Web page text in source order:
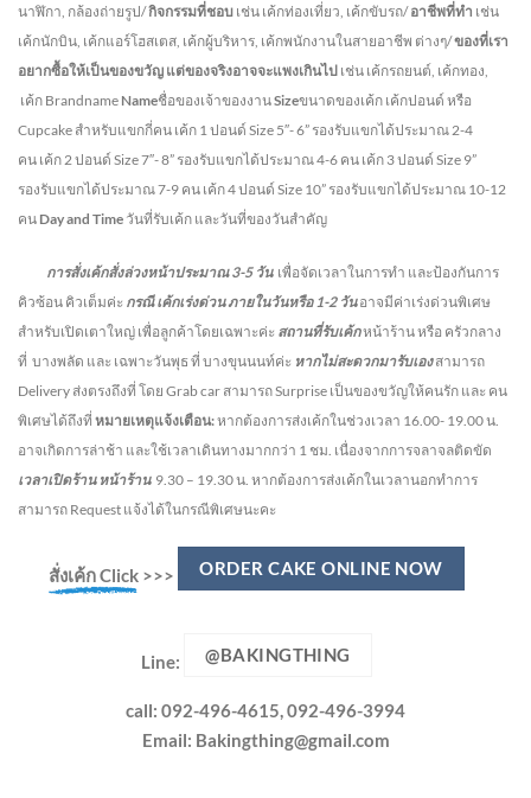
นาฬิกา, กล้องถ่ายรูป/กิจกรรมที่ชอบ เช่น เค้กท่องเที่ยว, เค้กขับรถ/อาชีพที่ทำ เช่น
เค้กนักบิน, เค้กแอร์โฮสเตส, เค้กผู้บริหาร, เค้กพนักงานในสายอาชีพ ต่างๆ/ของที่เรา
อยากซื้อให้เป็นของขวัญ แต่ของจริงอาจจะแพงเกินไป เช่น เค้กรถยนต์, เค้กทอง,
เค้ก Brandname Nameชื่อของเจ้าของงานSizeขนาดของเค้ก เค้กปอนด์ หรือ
Cupcake สำหรับแขกกี่คน เค้ก 1 ปอนด์ Size 5″- 6” รองรับแขกได้ประมาณ 2-4
คน เค้ก 2 ปอนด์ Size 7″- 8” รองรับแขกได้ประมาณ 4-6 คน เค้ก 3 ปอนด์ Size 9”
รองรับแขกได้ประมาณ 7-9 คน เค้ก 4 ปอนด์ Size 10” รองรับแขกได้ประมาณ 10-12
คน Day and Time วันที่รับเค้ก และวันที่ของวันสำคัญ
การสั่งเค้กสั่งล่วงหน้าประมาณ3-5 วัน เพื่อจัดเวลาในการทำ และป้องกันการ
คิวซ้อน คิวเต็มค่ะ กรณี เค้กเร่งด่วนภายในวันหรือ1-2 วัน อาจมีค่าเร่งด่วนพิเศษ
สำหรับเปิดเตาใหญ่ เพื่อลูกค้าโดยเฉพาะค่ะ สถานที่รับเค้กหน้าร้าน หรือ ครัวกลาง
ที่ บางพลัด และ เฉพาะวันพุธ ที่ บางขุนนนท์ค่ะ หากไม่สะดวกมารับเองสามารถ
Delivery ส่งตรงถึงที่ โดย Grab car สามารถ Surprise เป็นของขวัญให้คนรัก และ คน
พิเศษได้ถึงที่ หมายเหตุแจ้งเตือน:หากต้องการส่งเค้กในช่วงเวลา 16.00- 19.00 น.
อาจเกิดการล่าช้า และใช้เวลาเดินทางมากกว่า 1 ชม. เนื่องจากการจลาจลติดขัด
เวลาเปิดร้าน หน้าร้าน 9.30 – 19.30 น. หากต้องการส่งเค้กในเวลานอกทำการ
สามารถ Request แจ้งได้ในกรณีพิเศษนะคะ
สั่งเค้ก Click>>> ORDER CAKE ONLINE NOW
Line: @BAKINGTHING
call: 092-496-4615, 092-496-3994
Email: Bakingthing@gmail.com